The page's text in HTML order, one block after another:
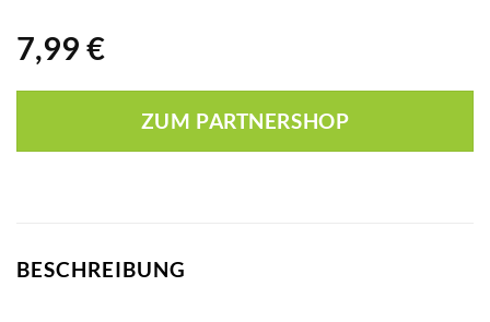
7,99 €
ZUM PARTNERSHOP
BESCHREIBUNG